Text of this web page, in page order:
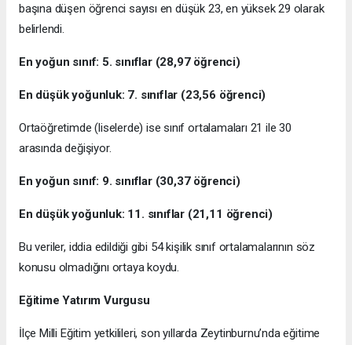
başına düşen öğrenci sayısı en düşük 23, en yüksek 29 olarak
belirlendi.
En yoğun sınıf: 5. sınıflar (28,97 öğrenci)
En düşük yoğunluk: 7. sınıflar (23,56 öğrenci)
Ortaöğretimde (liselerde) ise sınıf ortalamaları 21 ile 30
arasında değişiyor.
En yoğun sınıf: 9. sınıflar (30,37 öğrenci)
En düşük yoğunluk: 11. sınıflar (21,11 öğrenci)
Bu veriler, iddia edildiği gibi 54 kişilik sınıf ortalamalarının söz
konusu olmadığını ortaya koydu.
Eğitime Yatırım Vurgusu
İlçe Milli Eğitim yetkilileri, son yıllarda Zeytinburnu’nda eğitime